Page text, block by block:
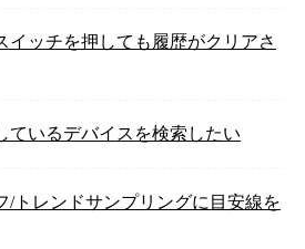
イッチを押しても履歴がクリアさ
ているデバイスを検索したい
/トレンドサンプリングに目安線を